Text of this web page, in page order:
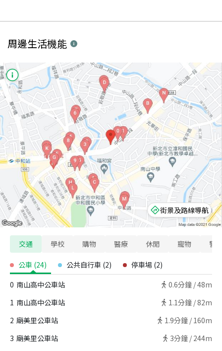
周邊生活機能
街景及路線導航
交通 學校 購物 醫療 休閒 寵物 警
公車 (24) 公共自行車 (2) 停車場 (2)
0 南山高中公車站 0.6分鐘 /48m
1 南山高中公車站 1.1分鐘 /82m
2 廟美里公車站 1.9分鐘 / 160m
3 廟美里公車站 3分鐘 / 244m